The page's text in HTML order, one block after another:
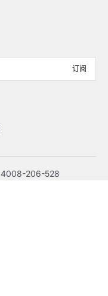
订阅
4008-206-528